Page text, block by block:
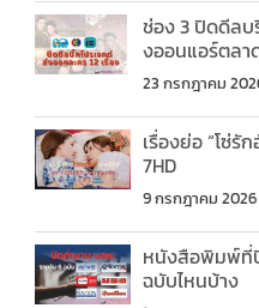
ช่อง 3 ปิดดีลบ
งออนแอร์ตลา
23 กรกฎาคม
เรื่องย่อ “โซ่
7HD
9 กรกฎาคม 2026
หนังสือพิมพ์ที่
ฉบับไหนบ้าง